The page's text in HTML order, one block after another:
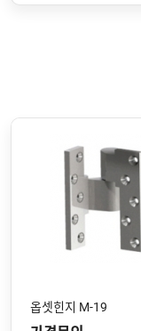
옵셋힌지 M-19